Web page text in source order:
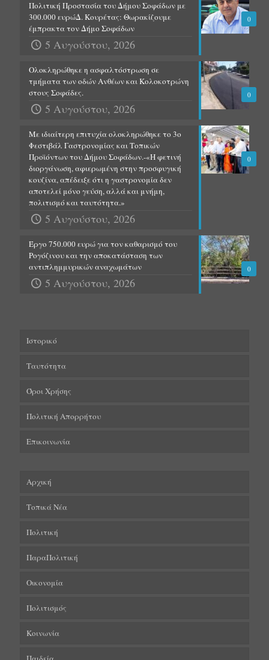
0
Πολιτική Προστασία του Δήμου Σοφάδων με
300.000 ευρώΔ. Κουρέτας: Θωρακίζουμε
έμπρακτα τον Δήμο Σοφάδων
5 Αυγούστου, 2026
0
Ολοκληρώθηκε η ασφαλτόστρωση σε
τμήματα των οδών Ανθέων και Κολοκοτρώνη
στους Σοφάδες.
5 Αυγούστου, 2026
0
Με ιδιαίτερη επιτυχία ολοκληρώθηκε το 3ο
Φεστιβάλ Γαστρονομίας και Τοπικών
Προϊόντων του Δήμου Σοφάδων.-«Η φετινή
διοργάνωση, αφιερωμένη στην προσφυγική
κουζίνα, απέδειξε ότι η γαστρονομία δεν
αποτελεί μόνο γεύση, αλλά και μνήμη,
πολιτισμό και ταυτότητα.»
5 Αυγούστου, 2026
0
Έργο 750.000 ευρώ για τον καθαρισμό του
Ρογόζινου και την αποκατάσταση των
αντιπλημμυρικών αναχωμάτων
5 Αυγούστου, 2026
Ιστορικό
Ταυτότητα
Όροι Χρήσης
Πολιτική Απορρήτου
Επικοινωνία
Αρχική
Τοπικά Νέα
Πολιτική
ΠαραΠολιτική
Οικονομία
Πολιτισμός
Κοινωνία